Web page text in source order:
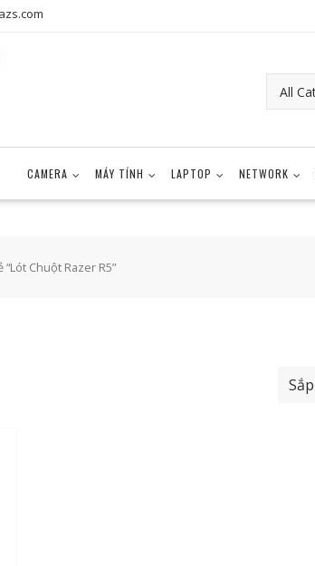
CAMERA MÁY TÍNH LAPTOP NETWORK
Chuột Razer R5”